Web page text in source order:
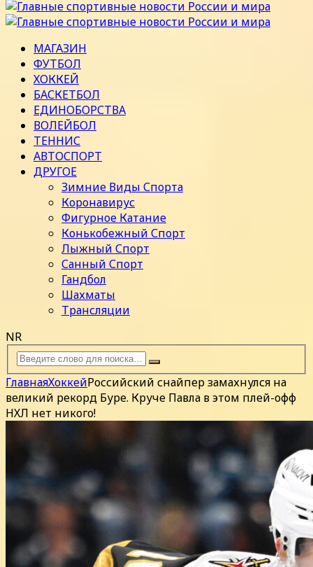
МАГАЗИН
ФУТБОЛ
ХОККЕЙ
БАСКЕТБОЛ
ЕДИНОБОРСТВА
ВОЛЕЙБОЛ
ТЕННИС
АВТОСПОРТ
ДРУГОЕ
Зимние Виды Спорта
Коронавирус
Фигурное Катание
Конькобежный Спорт
Лыжный Спорт
Санный Спорт
Гандбол
Шахматы
Трансляции
NR
ГлавнаяХоккейРоссийский снайпер замахнулся на
великий рекорд Буре. Круче Павла в этом плей-офф
НХЛ нет никого!